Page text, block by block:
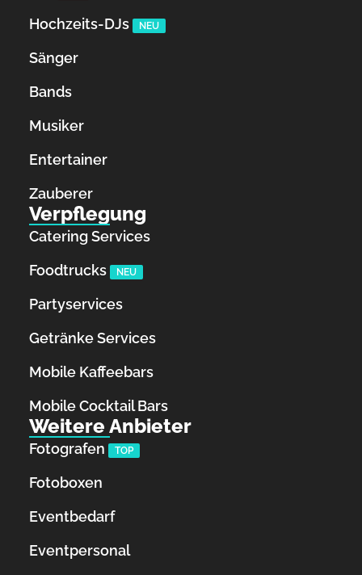
Hochzeits-DJs NEU
Sänger
Bands
Musiker
Entertainer
Zauberer
Verpflegung
Catering Services
Foodtrucks
NEU
Partyservices
Getränke Services
Mobile Kaffeebars
Mobile Cocktail Bars
Weitere Anbieter
Fotografen TOP
Fotoboxen
Eventbedarf
Eventpersonal